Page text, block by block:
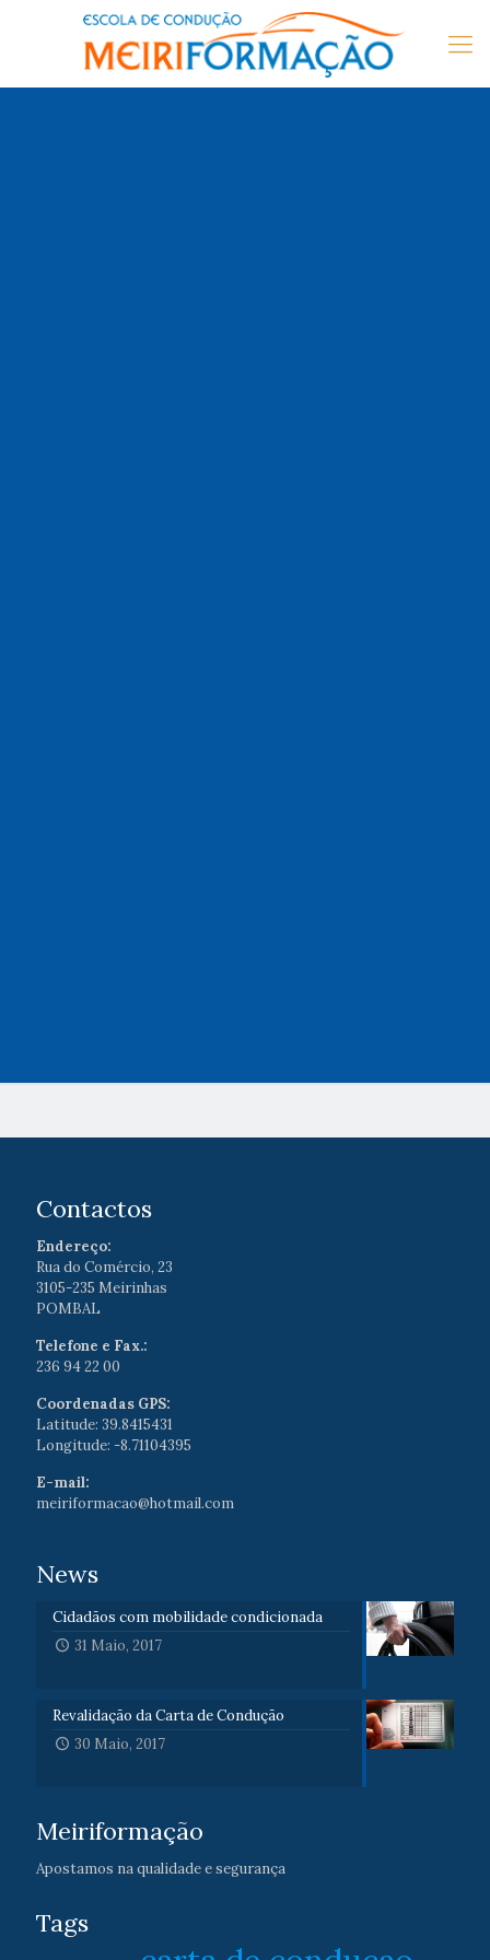
Contactos
Endereço:
Rua do Comércio, 23
3105-235 Meirinhas
POMBAL
Telefone e Fax.:
236 94 22 00
Coordenadas GPS:
Latitude: 39.8415431
Longitude: -8.71104395
E-mail:
meiriformacao@hotmail.com
News
Cidadãos com mobilidade condicionada
31 Maio, 2017
Revalidação da Carta de Condução
30 Maio, 2017
Meiriformação
Apostamos na qualidade e segurança
Tags